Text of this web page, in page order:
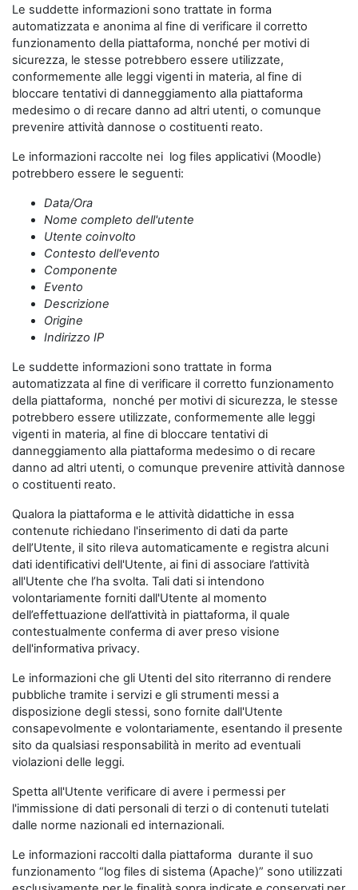
Le suddette informazioni sono trattate in forma
automatizzata e anonima al fine di verificare il corretto
funzionamento della piattaforma, nonché per motivi di
sicurezza, le stesse potrebbero essere utilizzate,
conformemente alle leggi vigenti in materia, al fine di
bloccare tentativi di danneggiamento alla piattaforma
medesimo o di recare danno ad altri utenti, o comunque
prevenire attività dannose o costituenti reato.
Le informazioni raccolte nei log files applicativi (Moodle)
potrebbero essere le seguenti:
Data/Ora
Nome completo dell'utente
Utente coinvolto
Contesto dell'evento
Componente
Evento
Descrizione
Origine
Indirizzo IP
Le suddette informazioni sono trattate in forma
automatizzata al fine di verificare il corretto funzionamento
della piattaforma, nonché per motivi di sicurezza, le stesse
potrebbero essere utilizzate, conformemente alle leggi
vigenti in materia, al fine di bloccare tentativi di
danneggiamento alla piattaforma medesimo o di recare
danno ad altri utenti, o comunque prevenire attività dannose
o costituenti reato.
Qualora la piattaforma e le attività didattiche in essa
contenute richiedano l'inserimento di dati da parte
dell’Utente, il sito rileva automaticamente e registra alcuni
dati identificativi dell'Utente, ai fini di associare l’attività
all'Utente che l’ha svolta. Tali dati si intendono
volontariamente forniti dall'Utente al momento
dell’effettuazione dell’attività in piattaforma, il quale
contestualmente conferma di aver preso visione
dell'informativa privacy.
Le informazioni che gli Utenti del sito riterranno di rendere
pubbliche tramite i servizi e gli strumenti messi a
disposizione degli stessi, sono fornite dall'Utente
consapevolmente e volontariamente, esentando il presente
sito da qualsiasi responsabilità in merito ad eventuali
violazioni delle leggi.
Spetta all'Utente verificare di avere i permessi per
l'immissione di dati personali di terzi o di contenuti tutelati
dalle norme nazionali ed internazionali.
Le informazioni raccolti dalla piattaforma durante il suo
funzionamento “log files di sistema (Apache)” sono utilizzati